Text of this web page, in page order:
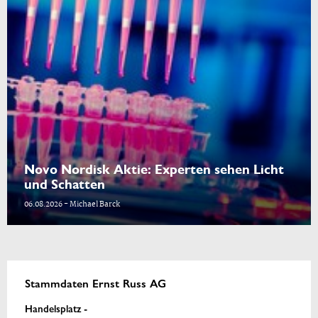
Novo Nordisk Aktie: Experten sehen Licht
und Schatten
06.08.2026 - Michael Barck
Stammdaten Ernst Russ AG
Handelsplatz -